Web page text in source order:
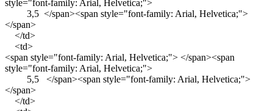
style="font-family: Arial, Helvetica;">
3,5 </span><span style="font-family: Arial, Helvetica;">
</span>
</td>
<td>
<span style="font-family: Arial, Helvetica;"> </span><span
style="font-family: Arial, Helvetica;">
5,5 </span><span style="font-family: Arial, Helvetica;">
</span>
</td>